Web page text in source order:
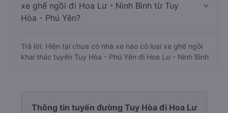
xe ghế ngồi đi Hoa Lư - Ninh Bình từ Tuy
Hòa - Phú Yên?
Trả lời: Hiện tại chưa có nhà xe nào có loại xe ghế ngồi
khai thác tuyến Tuy Hòa - Phú Yên đi Hoa Lư - Ninh Bình
Thông tin tuyến đường Tuy Hòa đi Hoa Lư